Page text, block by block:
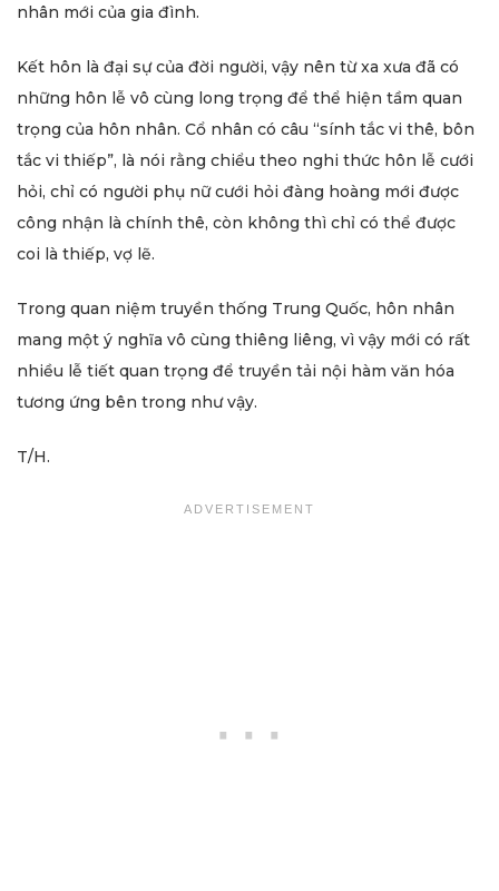
nhân mới của gia đình.
Kết hôn là đại sự của đời người, vậy nên từ xa xưa đã có
những hôn lễ vô cùng long trọng để thể hiện tầm quan
trọng của hôn nhân. Cổ nhân có câu “sính tắc vi thê, bôn
tắc vi thiếp”, là nói rằng chiểu theo nghi thức hôn lễ cưới
hỏi, chỉ có người phụ nữ cưới hỏi đàng hoàng mới được
công nhận là chính thê, còn không thì chỉ có thể được
coi là thiếp, vợ lẽ.
Trong quan niệm truyền thống Trung Quốc, hôn nhân
mang một ý nghĩa vô cùng thiêng liêng, vì vậy mới có rất
nhiều lễ tiết quan trọng để truyền tải nội hàm văn hóa
tương ứng bên trong như vậy.
T/H.